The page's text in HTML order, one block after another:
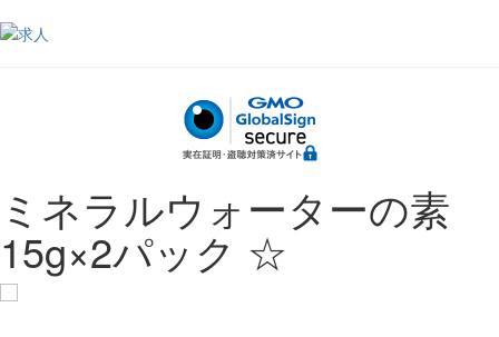
ミネラルウォーターの素
15g×2パック ☆